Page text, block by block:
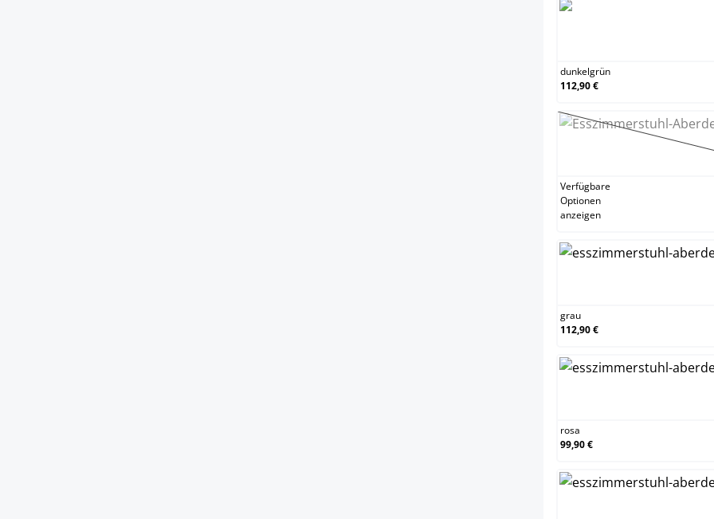
dunkelgrün
112,90 €
gelb
Verfügbare
Optionen
anzeigen
grau
112,90 €
rosa
99,90 €